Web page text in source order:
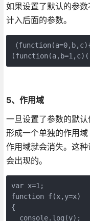
如果设置了默认的参
计入后面的参数。
（
5、作用域
一旦设置了参数的默
形成一个单独的作用
作用域就会消失。这
会出现的。
var x=1;
function f(x,y=x)
{
  console.log(y);